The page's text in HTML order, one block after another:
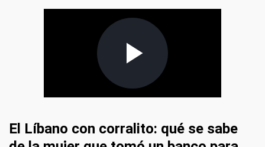
El Líbano con corralito: qué se sabe